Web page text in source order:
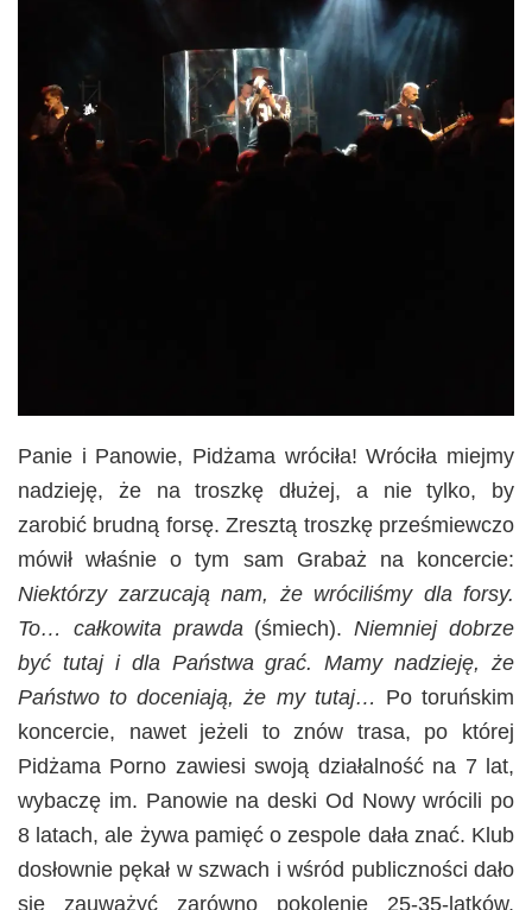
Panie i Panowie, Pidżama wróciła! Wróciła miejmy
nadzieję, że na troszkę dłużej, a nie tylko, by
zarobić brudną forsę. Zresztą troszkę prześmiewczo
mówił właśnie o tym sam Grabaż na koncercie:
Niektórzy zarzucają nam, że wróciliśmy dla forsy.
To… całkowita prawda (śmiech).Niemniej dobrze
być tutaj i dla Państwa grać. Mamy nadzieję, że
Państwo to doceniają, że my tutaj… Po toruńskim
koncercie, nawet jeżeli to znów trasa, po której
Pidżama Porno zawiesi swoją działalność na 7 lat,
wybaczę im. Panowie na deski Od Nowy wrócili po
8 latach, ale żywa pamięć o zespole dała znać. Klub
dosłownie pękał w szwach i wśród publiczności dało
się zauważyć zarówno pokolenie 25-35-latków,